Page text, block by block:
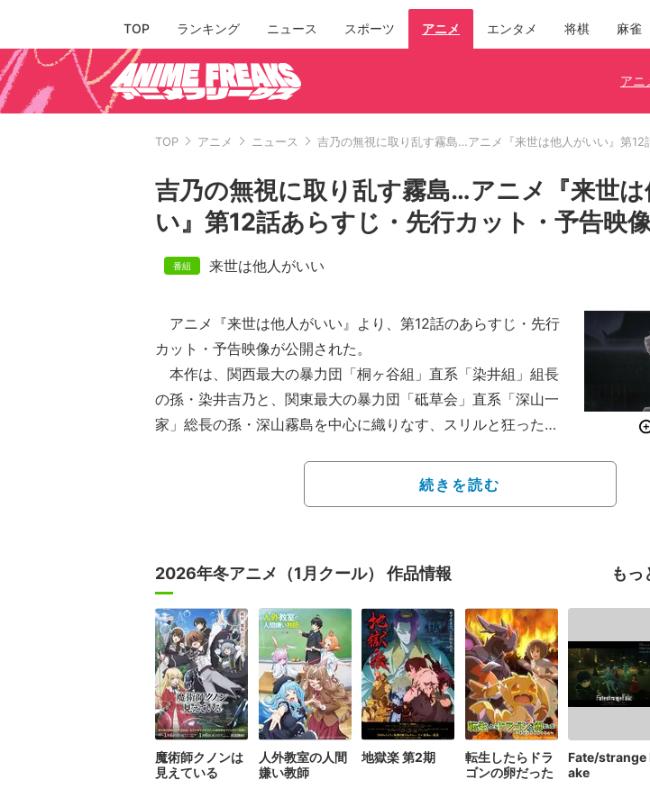
TOP ランキング ニュース スポーツ アニメ エンタメ 将棋 麻雀
アニ
TOP アニメ ニュース 吉乃の無視に取り乱す霧島…アニメ『来世は他人がいい』第12
吉乃の無視に取り乱す霧島…アニメ『来世
い』第12話あらすじ・先行カット・予告映
来世は他人がいい
アニメ『来世は他人がいい』より、第12話のあらすじ・先行
カット・予告映像が公開された。
本作は、関西最大の暴力団「桐ヶ谷組」直系「染井組」組長
の孫・染井吉乃と、関東最大の暴力団「砥草会」直系「深山一
家」総長の孫・深山霧島を中心に織りなす、スリルと狂った愛
第12話「彼女が翳ると闇夜が降りて雨がふる」
乃と霧島。いつも通りの日常が始まるかと思っていたが、次の
れ、語りかけても無視をされ、料理を作ってあげても返事がな
い。珍しく取り乱す霧島は雨に打たれながら吉乃がいる離れの
前に座り込んでいた。吉乃が霧島の事を無視し続ける理由と
は…？
続きを読む
2026年冬アニメ（1月クール） 作品情報 もっ
魔術師クノンは
見えている
人外教室の人間
嫌い教師
地獄楽 第2期
転生したらドラ
ゴンの卵だった
Fate/strange
ake